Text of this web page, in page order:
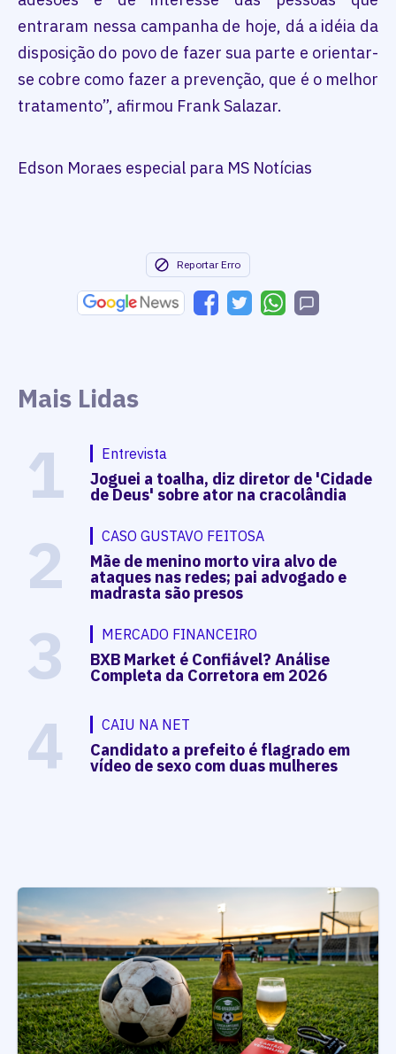
entraram nessa campanha de hoje, dá a idéia da
disposição do povo de fazer sua parte e orientar-
se cobre como fazer a prevenção, que é o melhor
tratamento”, afirmou Frank Salazar.
Edson Moraes especial para MS Notícias
Reportar Erro
Mais Lidas
1 Entrevista
Joguei a toalha, diz diretor de 'Cidade
de Deus' sobre ator na cracolândia
2 CASO GUSTAVO FEITOSA
Mãe de menino morto vira alvo de
ataques nas redes; pai advogado e
madrasta são presos
3 MERCADO FINANCEIRO
BXB Market é Confiável? Análise
Completa da Corretora em 2026
4 CAIU NA NET
Candidato a prefeito é flagrado em
vídeo de sexo com duas mulheres